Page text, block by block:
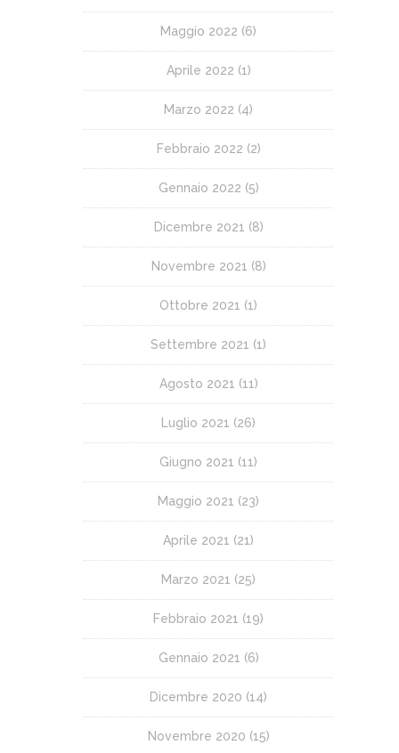
Maggio 2022 (6)
Aprile 2022 (1)
Marzo 2022 (4)
Febbraio 2022 (2)
Gennaio 2022 (5)
Dicembre 2021 (8)
Novembre 2021 (8)
Ottobre 2021 (1)
Settembre 2021 (1)
Agosto 2021 (11)
Luglio 2021 (26)
Giugno 2021 (11)
Maggio 2021 (23)
Aprile 2021 (21)
Marzo 2021 (25)
Febbraio 2021 (19)
Gennaio 2021 (6)
Dicembre 2020 (14)
Novembre 2020 (15)